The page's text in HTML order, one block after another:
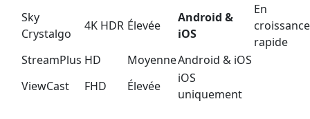
Sky
Crystalgo
4K HDR Élevée
Android &
iOS
En
croissance
rapide
StreamPlus HD MoyenneAndroid & iOS
ViewCast
FHD Élevée
iOS
uniquement